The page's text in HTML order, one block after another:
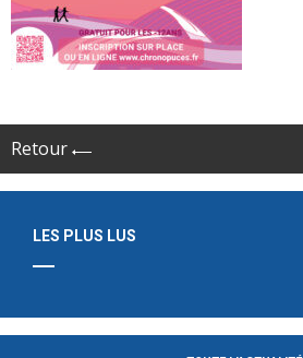
Retour
LES PLUS LUS